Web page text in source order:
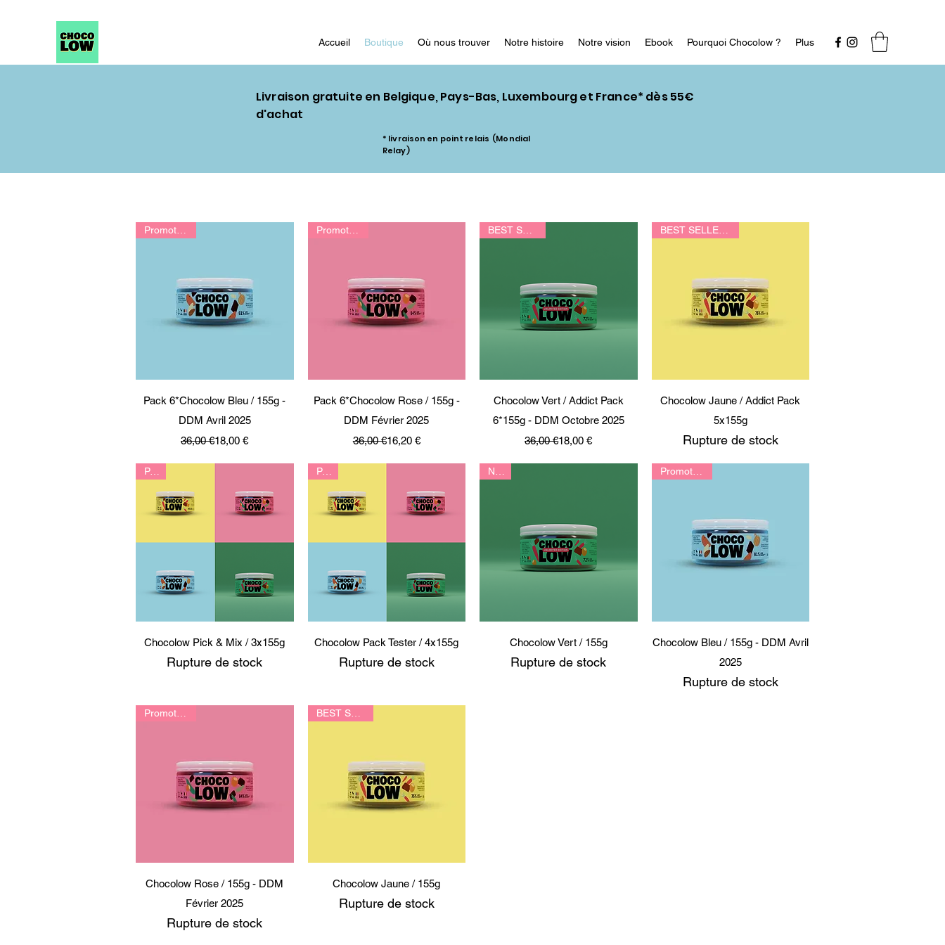
Accueil Boutique Où nous trouver Notre histoire Notre vision Ebook Pourquoi Chocolow ? Plus
Livraison gratuite en Belgique, Pays-Bas, Luxembourg et France* dès 55€
d'achat
* livraison en point relais (Mondial
Relay)
Aperçu rapide
Pack 6*Chocolow Bleu / 155g -
DDM Avril 2025
Prix original
36,00 €Prix promotionnel
18,00 €
Aperçu rapide
Promotion 😍
Pack 6*Chocolow Rose / 155g -
DDM Février 2025
Prix original
36,00 €Prix promotionnel
16,20 €
Aperçu rapide
Chocolow Vert / Addict Pack
6*155g - DDM Octobre 2025
Prix original
36,00 €Prix promotionnel
18,00 €
Aperçu rapide
BEST SELLER PACK
Chocolow Jaune / Addict Pack
5x155g
Rupture de stock
Aperçu rapide
Pack
Chocolow Pick & Mix / 3x155g
Rupture de stock
Aperçu rapide
Pack
Chocolow Pack Tester / 4x155g
Rupture de stock
Aperçu rapide
Chocolow Vert / 155g
Rupture de stock
Aperçu rapide
Promotion 😍
Chocolow Bleu / 155g - DDM Avril
2025
Rupture de stock
Aperçu rapide
Chocolow Rose / 155g - DDM
Février 2025
Rupture de stock
Aperçu rapide
BEST SELLER
Chocolow Jaune / 155g
Rupture de stock